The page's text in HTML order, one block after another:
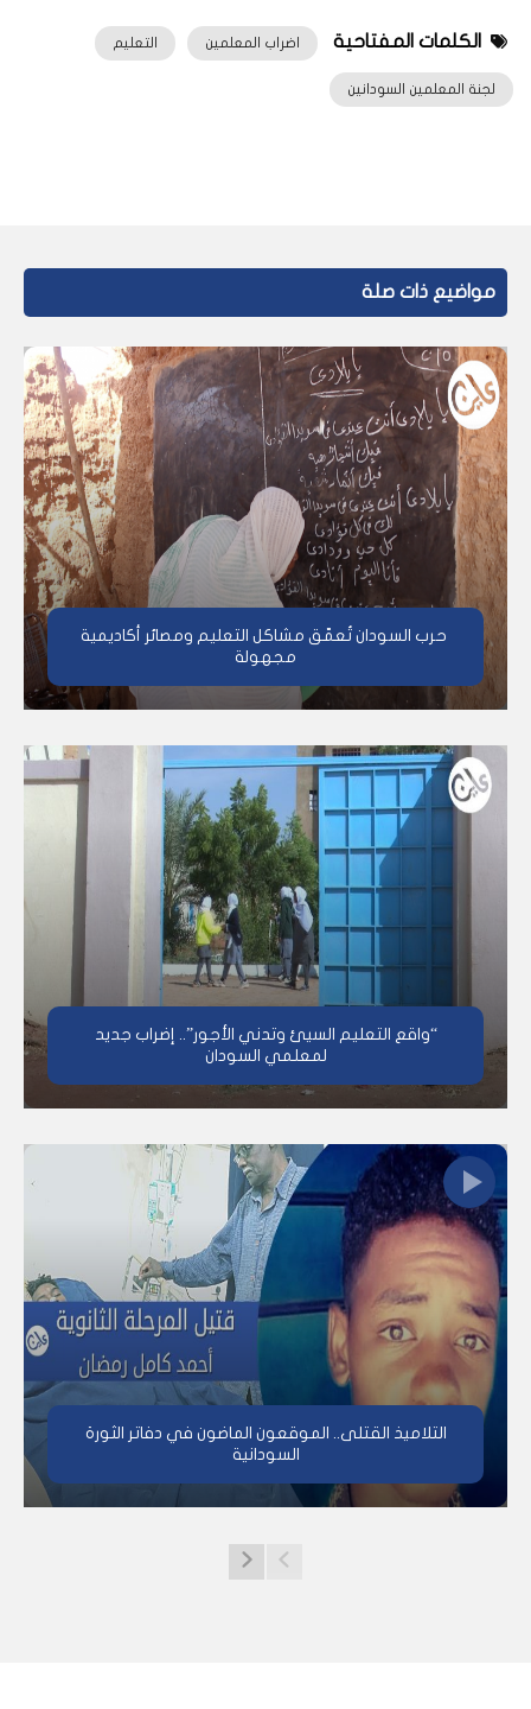
الكلمات المفتاحية اضراب المعلمين التعليم
لجنة المعلمين السودانين
مواضيع ذات صلة
حرب السودان تُعمّق مشاكل التعليم ومصائر أكاديمية
مجهولة
“واقع التعليم السيئ وتدني الأجور”.. إضراب جديد
لمعلمي السودان
التلاميذ القتلى.. الموقعون الماضون في دفاتر الثورة
السودانية